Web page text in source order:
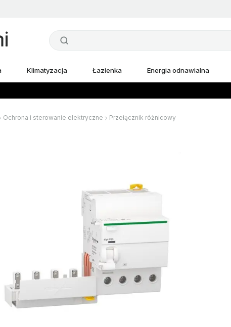
Klimatyzacja Łazienka Energia odnawialna
Ochrona i sterowanie elektryczne Przełącznik różnicowy